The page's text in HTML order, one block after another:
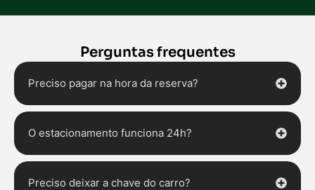
Perguntas frequentes
Preciso pagar na hora da reserva?
O estacionamento funciona 24h?
Preciso deixar a chave do carro?